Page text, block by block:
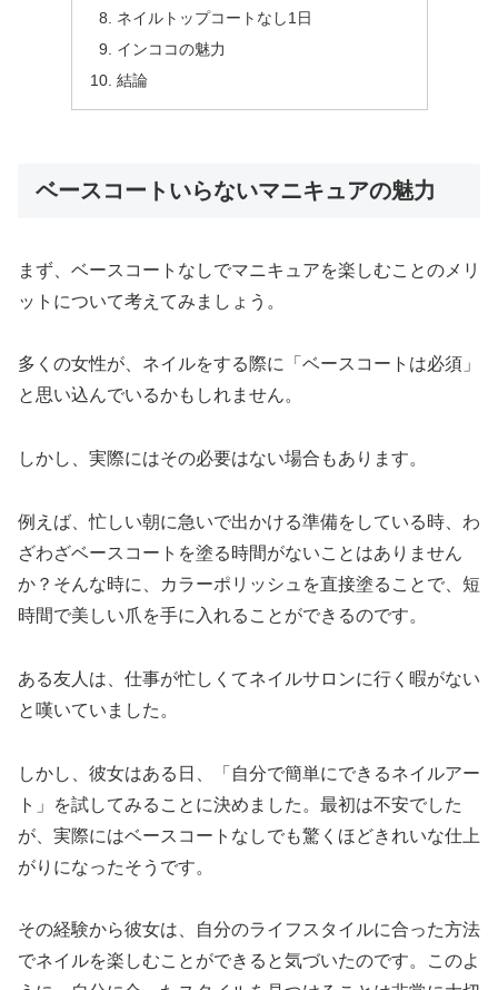
ネイルトップコートなし1日
インココの魅力
結論
ベースコートいらないマニキュアの魅力
まず、ベースコートなしでマニキュアを楽しむことのメリ
ットについて考えてみましょう。
多くの女性が、ネイルをする際に「ベースコートは必須」
と思い込んでいるかもしれません。
しかし、実際にはその必要はない場合もあります。
例えば、忙しい朝に急いで出かける準備をしている時、わ
ざわざベースコートを塗る時間がないことはありません
か？そんな時に、カラーポリッシュを直接塗ることで、短
時間で美しい爪を手に入れることができるのです。
ある友人は、仕事が忙しくてネイルサロンに行く暇がない
と嘆いていました。
しかし、彼女はある日、「自分で簡単にできるネイルアー
ト」を試してみることに決めました。最初は不安でした
が、実際にはベースコートなしでも驚くほどきれいな仕上
がりになったそうです。
その経験から彼女は、自分のライフスタイルに合った方法
でネイルを楽しむことができると気づいたのです。このよ